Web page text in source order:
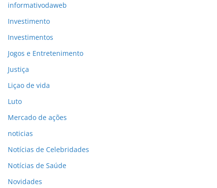
informativodaweb
Investimento
Investimentos
Jogos e Entretenimento
Justiça
Liçao de vida
Luto
Mercado de ações
noticias
Notícias de Celebridades
Notícias de Saúde
Novidades